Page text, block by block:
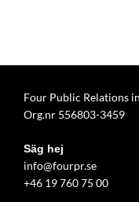
Four Public Relations
Org.nr 556803-3459
Säg hej
info@fourpr.se
+46 19 760 75 00